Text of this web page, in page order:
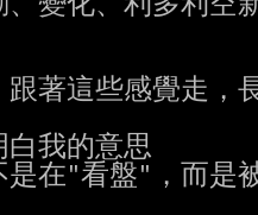
著這些感覺走，
我的意思
在"看盤"，而是